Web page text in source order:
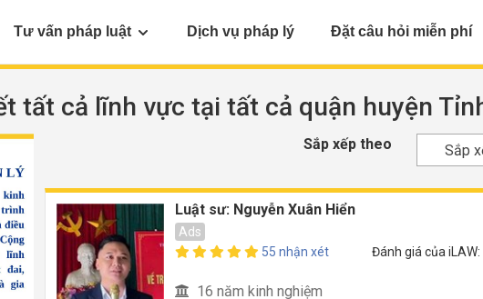
Tư vấn pháp luật Dịch vụ pháp lý Đặt câu hỏi miễn phí
tất cả lĩnh vực tại tất cả quận huyện
Sắp xếp theo Sắp
Luật sư: Nguyễn Xuân Hiển
Ads
55 nhận xét
Đánh giá của iLAW:
16 năm kinh nghiệm